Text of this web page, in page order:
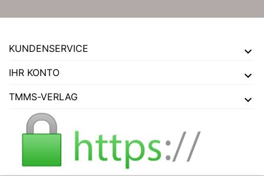
KUNDENSERVICE
IHR KONTO
TMMS-VERLAG